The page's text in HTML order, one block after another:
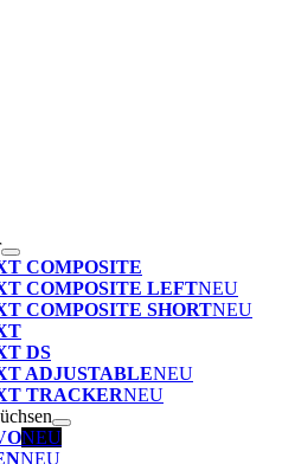
COMPOSITE
COMPOSITE LEFTNEU
COMPOSITE SHORTNEU
DS
ADJUSTABLENEU
TRACKERNEU
NEU
NEU